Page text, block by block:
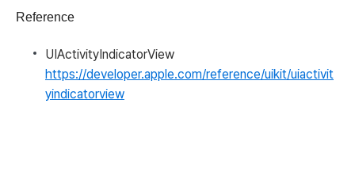
Reference
UIActivityIndicatorView
https://developer.apple.com/reference/uikit/uiactivit
yindicatorview